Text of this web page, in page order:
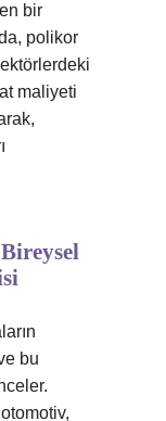
bir
polikor
maliyeti
bu